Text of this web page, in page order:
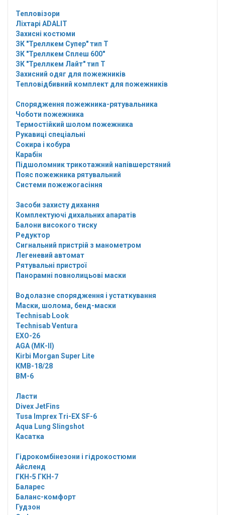
Тепловізори
Ліхтарі ADALIT
Захисні костюми
ЗК "Треллкем Супер" тип Т
ЗК "Треллкем Сплеш 600"
ЗК "Треллкем Лайт" тип Т
Захисний одяг для пожежників
Тепловідбивний комплект для пожежників
Спорядження пожежника-рятувальника
Чоботи пожежника
Термостійкий шолом пожежника
Рукавиці спеціальні
Сокира і кобура
Карабін
Підшоломник трикотажний напівшерстяний
Пояс пожежника рятувальний
Системи пожежогасіння
Засоби захисту дихання
Комплектуючі дихальних апаратів
Балони високого тиску
Редуктор
Сигнальний пристрій з манометром
Легеневий автомат
Рятувальні пристрої
Панорамні повнолицьові маски
Водолазне спорядження і устаткування
Маски, шолома, бенд-маски
Technisab Look
Technisab Ventura
EXO-26
AGA (МК-II)
Kirbi Morgan Super Lite
КМВ-18/28
ВМ-6
Ласти
Divex JetFins
Tusa Imprex Tri-EX SF-6
Aqua Lung Slingshot
Касатка
Гідрокомбінезони і гідрокостюми
Айсленд
ГКН-5 ГКН-7
Баларес
Баланс-комфорт
Гудзон